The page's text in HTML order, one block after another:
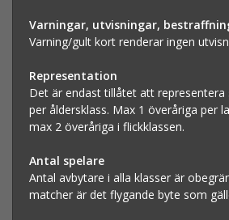
Varningar, utvisningar,
Varning/gult kort renderar ingen
Representation
Det är endast tillåtet att
per åldersklass. Max 1 överåriga per
max 2 överåriga i flickklassen.
Antal spelare
Antal avbytare i alla klasser är
matcher är det flygande byte som